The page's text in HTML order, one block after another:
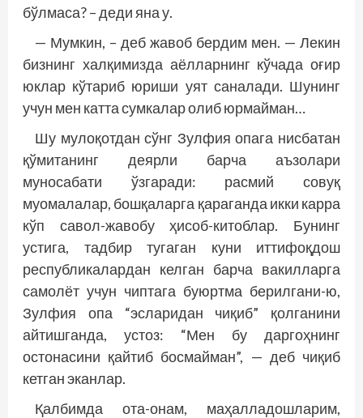
бўлмаса? – деди яна у.
— Мумкин, – деб жавоб бердим мен. — Лекин
бизнинг халқимизда аёлларнинг кўчада оғир
юклар кўтариб юриши уят саналади. Шунинг
учун мен катта сумкалар олиб юрмайман…
Шу мулоқотдан сўнг Зулфия опага нисбатан
қўмитанинг деярли барча аъзо­лари
муносабати ўзгаради: расмий совуқ
муомалалар, бошқаларга қараганда икки карра
кўп савол-жавобу ҳисоб-китоблар. Бунинг
устига, тадбир тугаган куни иттифоқдош
республикалардан келган барча вакилларга
самолёт учун чиптага буюртма берилгани-ю,
Зулфия опа “эсларидан чиқиб” қолганини
айтишганда, устоз: “Мен бу даргоҳнинг
остонасини қайтиб босмайман”, — деб чиқиб
кетган эканлар.
Қалбимда ота-онам, маҳалладошларим,